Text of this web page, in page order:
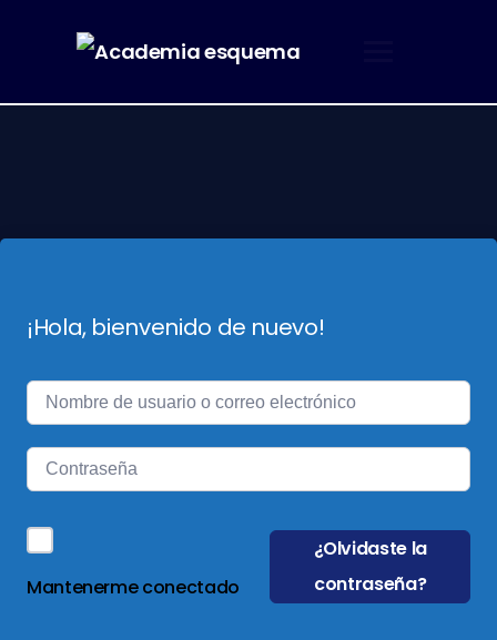
¡Hola, bienvenido de nuevo!
Mantenerme conectado
¿Olvidaste la
contraseña?